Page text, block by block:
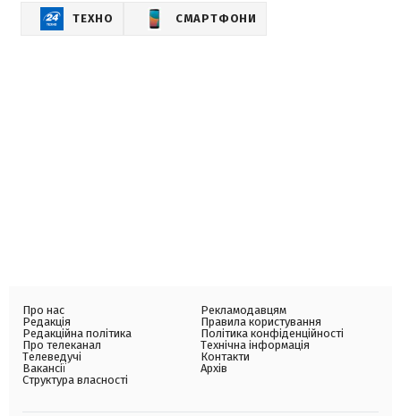
ТЕХНО СМАРТФОНИ
Про нас
Редакція
Редакційна політика
Про телеканал
Телеведучі
Вакансії
Структура власності
Рекламодавцям
Правила користування
Політика конфіденційності
Технічна інформація
Контакти
Архів